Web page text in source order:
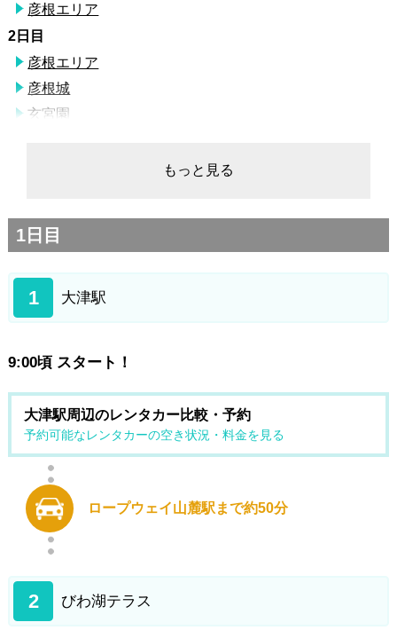
彦根エリア
2日目
彦根エリア
彦根城
玄宮園
麺匠 ちゃかぽん
彦根駅
もっと見る
1日目
1 大津駅
9:00頃 スタート！
大津駅周辺のレンタカー比較・予約
予約可能なレンタカーの空き状況・料金を見る
ロープウェイ山麓駅まで約50分
2 びわ湖テラス